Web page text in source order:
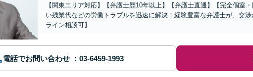
【関東エリア対応】【弁護士歴10年以上】【弁護士直通】【完全個室
い残業代などの労働トラブルを迅速に解決！経験豊富な弁護士が、交
ライン相談可】
電話でお問い合わせ